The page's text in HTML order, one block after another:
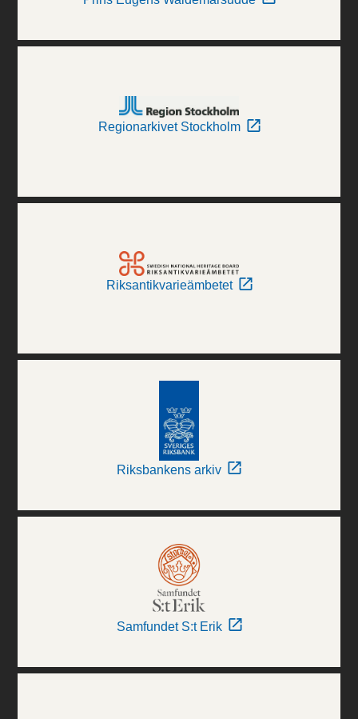
Regionarkivet Stockholm
Riksantikvarieämbetet
Riksbankens arkiv
Samfundet S:t Erik